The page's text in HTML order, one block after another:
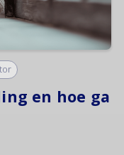
en hoe ga